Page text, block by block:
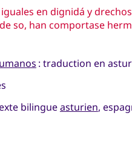
en dignidá y
so, han comportase
: traduction en
bilingueasturien,